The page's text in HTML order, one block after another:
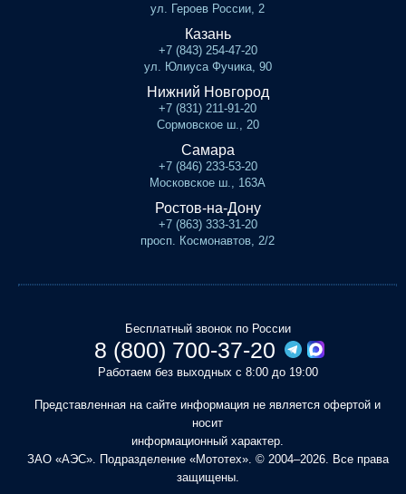
ул. Героев России, 2
Казань
+7 (843) 254-47-20
ул. Юлиуса Фучика, 90
Нижний Новгород
+7 (831) 211-91-20
Сормовское ш., 20
Самара
+7 (846) 233-53-20
Московское ш., 163А
Ростов-на-Дону
+7 (863) 333-31-20
просп. Космонавтов, 2/2
Бесплатный звонок по России
8 (800) 700-37-20
Работаем без выходных с 8:00 до 19:00
Представленная на сайте информация не является офертой и
носит
информационный характер.
ЗАО «АЭС». Подразделение «Мототех». © 2004–2026. Все права
защищены.